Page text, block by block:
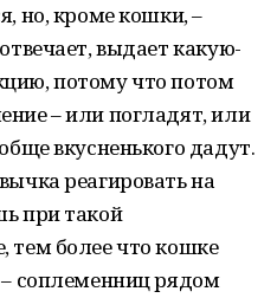
но, кроме кошки, –
выдает какую-
потому что потом
– или погладят, или
вкусненького дадут.
реагировать на
при такой
тем более что кошке
соплеменниц рядом